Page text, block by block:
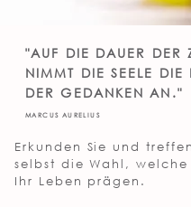
"AUF DIE DAUER DER
NIMMT DIE SEELE DIE
DER GEDANKEN AN."
MARCUS AURELIUS
Erkunden Sie und
selbst die Wahl, welche
Ihr Leben prägen.